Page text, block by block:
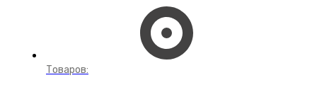
Товаров: